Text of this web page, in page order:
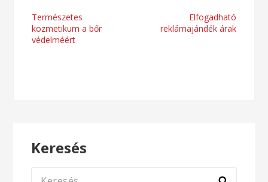
Bejegyzés
navigáció
Természetes
kozmetikum a bőr
védelméért
Elfogadható
reklámajándék árak
Keresés
Keresés: